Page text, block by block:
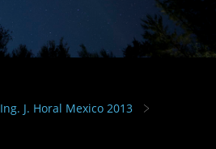
Ing. J. Horal Mexico 2013